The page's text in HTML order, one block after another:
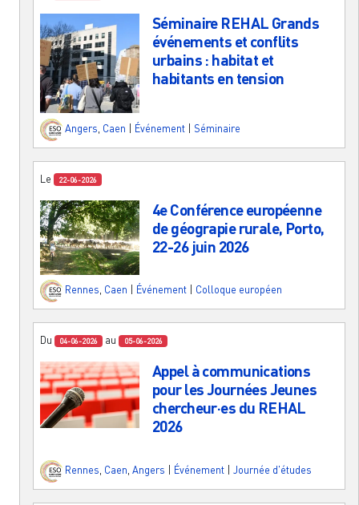
Séminaire REHAL Grands
événements et conflits
urbains : habitat et
habitants en tension
Angers Caen Événement Séminaire
Le 22-06-2026
4e Conférence européenne
de géograpie rurale, Porto,
22-26 juin 2026
Rennes, Caen Événement Colloque européen
Du 04-06-2026 au 05-06-2026
Appel à communications
pour les Journées Jeunes
chercheur·es du REHAL
2026
Rennes Caen Angers Événement Journée d'études